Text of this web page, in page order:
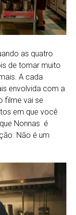
as quatro
de tomar muito
A cada
envolvida com a
filme vai se
em que você
Nonnas é
Não é um